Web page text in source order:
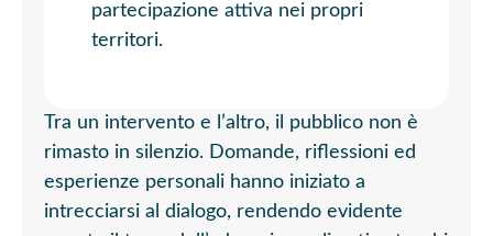
partecipazione attiva nei propri
territori.
Tra un intervento e l’altro, il pubblico non è
rimasto in silenzio. Domande, riflessioni ed
esperienze personali hanno iniziato a
intrecciarsi al dialogo, rendendo evidente